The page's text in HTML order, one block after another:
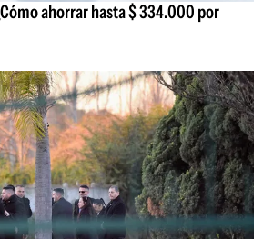
ahorrar hasta $ 334.000 por